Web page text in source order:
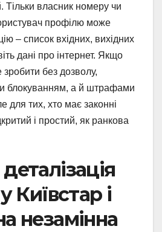
Тільки власник номеру чи
профілю може
– список вхідних, вихідних
дані про інтернет. Якщо
без дозволу,
блокуванням, а й штрафами
для тих, хто має законні
і простий, як ранкова
Київстар і
незамінна